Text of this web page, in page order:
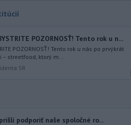
POZORNOSŤ! Tento rok u n...
POZORNOSŤ! Tento rok u nás po prvýkrát
streetfood, ktorý m...
SR
podporiť naše spoločné ro...